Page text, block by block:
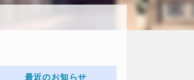
最近のお知らせ